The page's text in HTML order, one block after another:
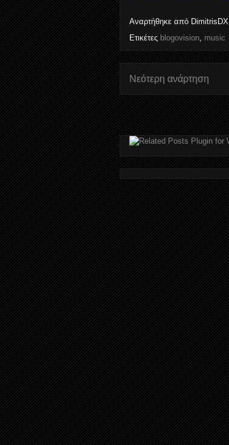
Αναρτήθηκε από DimitrisDX
Ετικέτες blogovision, music
Νεότερη ανάρτηση